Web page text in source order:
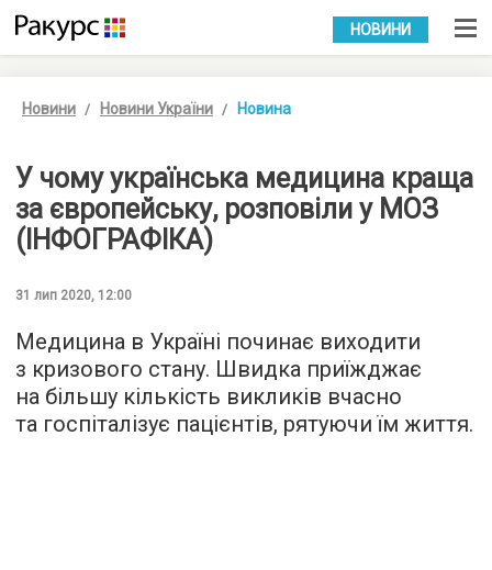
УКР РУС
НОВИНИ
Новини Новини України Новина
У чому українська медицина краща
за європейську, розповіли у МОЗ
(ІНФОГРАФІКА)
31 лип 2020, 12:00
Медицина в Україні починає виходити
з кризового стану. Швидка приїжджає
на більшу кількість викликів вчасно
та госпіталізує пацієнтів, рятуючи їм життя.